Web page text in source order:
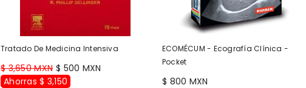
Tratado De Medicina Intensiva
$ 3,650 MXN $ 500 MXN
Ahorras $ 3,150
ECOMÉCUM - Ecografía Clínica -
Pocket
$ 800 MXN